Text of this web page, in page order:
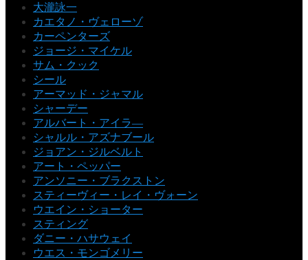
大瀧詠一
カエタノ・ヴェローゾ
カーペンターズ
ジョージ・マイケル
サム・クック
シール
アーマッド・ジャマル
シャーデー
アルバート・アイラ―
シャルル・アズナブール
ジョアン・ジルベルト
アート・ペッパー
アンソニー・ブラクストン
スティーヴィー・レイ・ヴォーン
ウエイン・ショーター
スティング
ダニー・ハサウェイ
ウエス・モンゴメリー